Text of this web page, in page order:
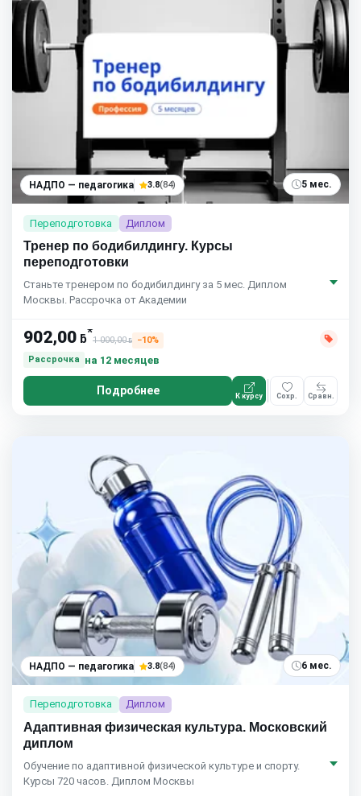
НАДПО — педагогика 3.8(84) 5 мес.
Переподготовка Диплом
Тренер по бодибилдингу. Курсы
переподготовки
Станьте тренером по бодибилдингу за 5 мес. Диплом
Москвы. Рассрочка от Академии
902,00 ƃ*
1 000,00ƃ
−10%
Рассрочка
на 12 месяцев
Подробнее К курсу Сохр. Сравн.
НАДПО — педагогика 3.8(84) 6 мес.
Переподготовка Диплом
Адаптивная физическая культура. Московский
диплом
Обучение по адаптивной физической культуре и спорту.
Курсы 720 часов. Диплом Москвы